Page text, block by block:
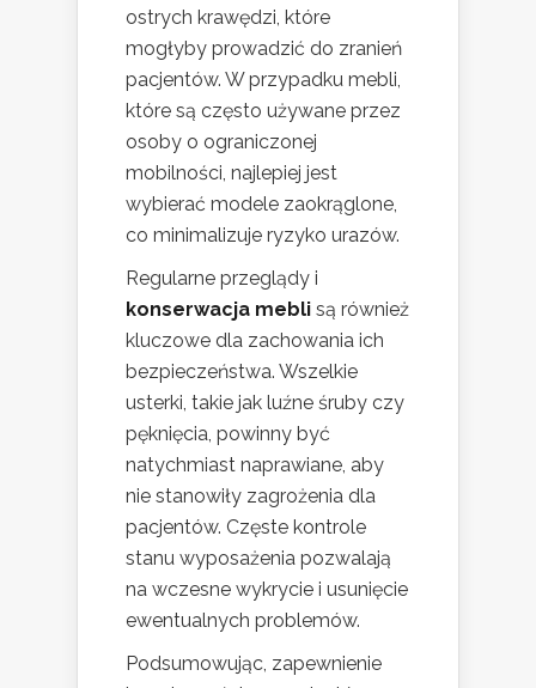
ostrych krawędzi, które
mogłyby prowadzić do zranień
pacjentów. W przypadku mebli,
które są często używane przez
osoby o ograniczonej
mobilności, najlepiej jest
wybierać modele zaokrąglone,
co minimalizuje ryzyko urazów.
Regularne przeglądy i
konserwacja mebli są również
kluczowe dla zachowania ich
bezpieczeństwa. Wszelkie
usterki, takie jak luźne śruby czy
pęknięcia, powinny być
natychmiast naprawiane, aby
nie stanowiły zagrożenia dla
pacjentów. Częste kontrole
stanu wyposażenia pozwalają
na wczesne wykrycie i usunięcie
ewentualnych problemów.
Podsumowując, zapewnienie